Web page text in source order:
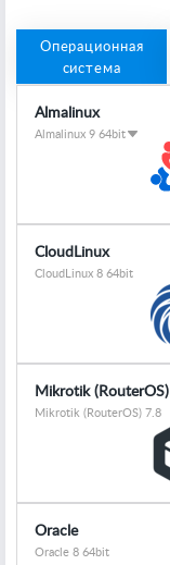
Операционная
система
Almalinux
Almalinux 9 64bit
CloudLinux
CloudLinux 8 64bit
Mikrotik (RouterOS)
Mikrotik (RouterOS) 7.8
Oracle
Oracle 8 64bit